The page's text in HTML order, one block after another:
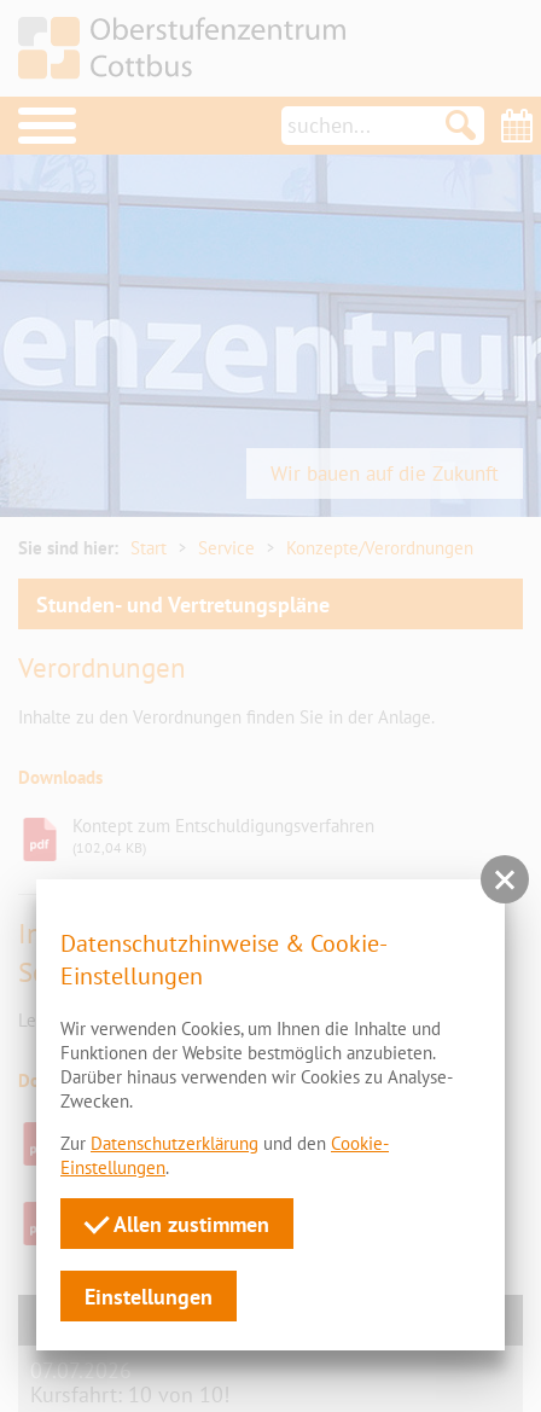
OSZ im Überblick
Pläne / Lehrerkontakte
Formulare
Konzepte/Verordnungen
Linkliste
Wir bauen auf die Zukunft
Sie sind hier: Start Service Konzepte/Verordnungen
Stunden- und Vertretungspläne
Verordnungen
Inhalte zu den Verordnungen finden Sie in der Anlage.
Downloads
Kontept zum Entschuldigungsverfahren
(102,04 KB)
Interventionsleitfaden für Lehrkräfte und
Schüler
Lesen Sie mehr darüber im Anhang.
Downloads
(67,63 KB)
(69,38 KB)
News
07.07.2026
Kursfahrt: 10 von 10!
Datenschutzhinweise & Cookie-
Einstellungen
Wir verwenden Cookies, um Ihnen die Inhalte und
Funktionen der Website bestmöglich anzubieten.
Darüber hinaus verwenden wir Cookies zu Analyse-
Zwecken.
Zur Datenschutzerklärung und den Cookie-
Einstellungen.
Allen zustimmen
Einstellungen